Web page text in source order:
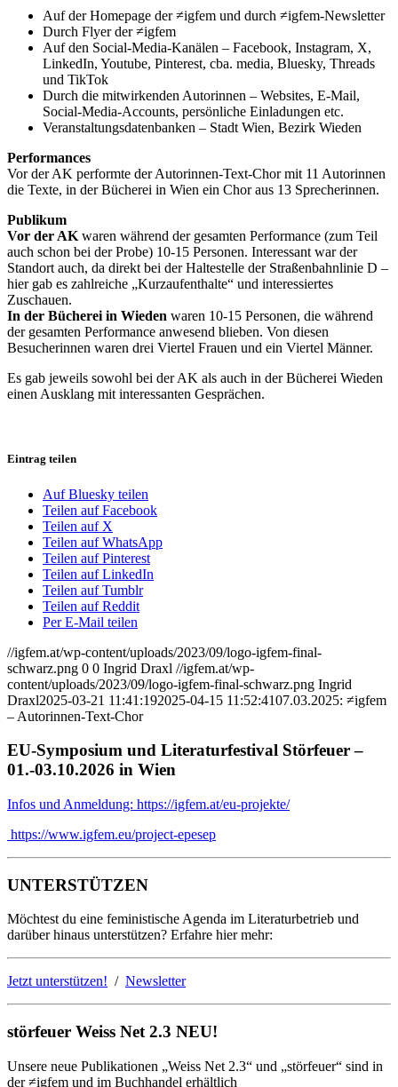
Auf der Homepage der ≠igfem und durch ≠igfem-Newsletter
Durch Flyer der ≠igfem
Auf den Social-Media-Kanälen – Facebook, Instagram, X,
LinkedIn, Youtube, Pinterest, cba. media, Bluesky, Threads
und TikTok
Durch die mitwirkenden Autorinnen – Websites, E-Mail,
Social-Media-Accounts, persönliche Einladungen etc.
Veranstaltungsdatenbanken – Stadt Wien, Bezirk Wieden
Performances
Vor der AK performte der Autorinnen-Text-Chor mit 11 Autorinnen
die Texte, in der Bücherei in Wien ein Chor aus 13 Sprecherinnen.
Publikum
Vor der AK waren während der gesamten Performance (zum Teil
auch schon bei der Probe) 10-15 Personen. Interessant war der
Standort auch, da direkt bei der Haltestelle der Straßenbahnlinie D –
hier gab es zahlreiche „Kurzaufenthalte“ und interessiertes
Zuschauen.
In der Bücherei in Wieden waren 10-15 Personen, die während
der gesamten Performance anwesend blieben. Von diesen
Besucherinnen waren drei Viertel Frauen und ein Viertel Männer.
Es gab jeweils sowohl bei der AK als auch in der Bücherei Wieden
einen Ausklang mit interessanten Gesprächen.
Eintrag teilen
Auf Bluesky teilen
Teilen auf Facebook
Teilen auf X
Teilen auf WhatsApp
Teilen auf Pinterest
Teilen auf LinkedIn
Teilen auf Tumblr
Teilen auf Reddit
Per E-Mail teilen
//igfem.at/wp-content/uploads/2023/09/logo-igfem-final-
schwarz.png 0 0 Ingrid Draxl //igfem.at/wp-
content/uploads/2023/09/logo-igfem-final-schwarz.png Ingrid
Draxl2025-03-21 11:41:192025-04-15 11:52:4107.03.2025: ≠igfem
– Autorinnen-Text-Chor
EU-Symposium und Literaturfestival Störfeuer –
01.-03.10.2026 in Wien
Infos und Anmeldung: https://igfem.at/eu-projekte/
https://www.igfem.eu/project-epesep
UNTERSTÜTZEN
Möchtest du eine feministische Agenda im Literaturbetrieb und
darüber hinaus unterstützen? Erfahre hier mehr:
Jetzt unterstützen! / Newsletter
störfeuer Weiss Net 2.3 NEU!
Unsere neue Publikationen „Weiss Net 2.3“ und „störfeuer“ sind in
der ≠igfem und im Buchhandel erhältlich